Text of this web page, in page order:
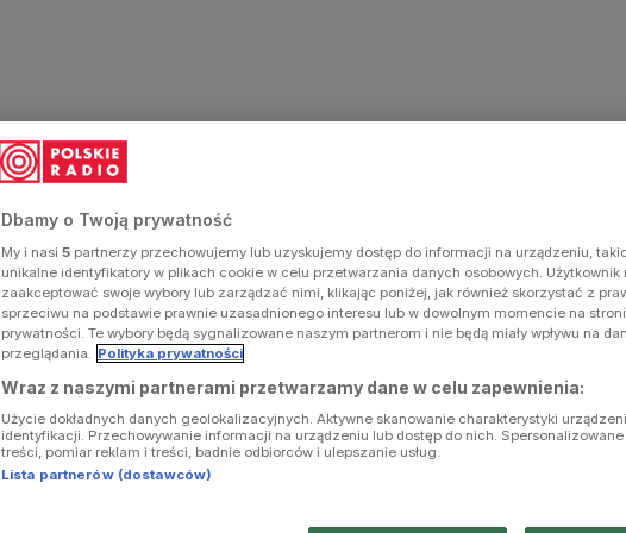
Dbamy o Twoją prywatność
My i nasi 5 partnerzy przechowujemy lub uzyskujemy dostęp do informacji na urządzeniu,
unikalne identyfikatory w plikach cookie w celu przetwarzania danych osobowych. Użytkownik
zaakceptować swoje wybory lub zarządzać nimi, klikając poniżej, jak również skorzystać z
sprzeciwu na podstawie prawnie uzasadnionego interesu lub w dowolnym momencie na
prywatności. Te wybory będą sygnalizowane naszym partnerom i nie będą miały wpływu na
przeglądania. Polityka prywatności
Wraz z naszymi partnerami przetwarzamy dane w celu zapewnienia:
Użycie dokładnych danych geolokalizacyjnych. Aktywne skanowanie charakterystyki
identyfikacji. Przechowywanie informacji na urządzeniu lub dostęp do nich. Spersonalizowane
treści, pomiar reklam i treści, badnie odbiorców i ulepszanie usług.
Lista partnerów (dostawców)